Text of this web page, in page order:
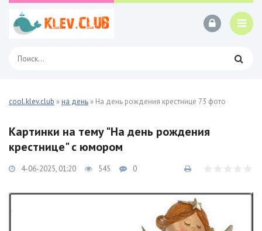
cool.klev.club »на день » На день рождения крестнице 73 фото
Картинки на тему "На день рождения
крестнице" с юмором
4-06-2025, 01:20 545 0